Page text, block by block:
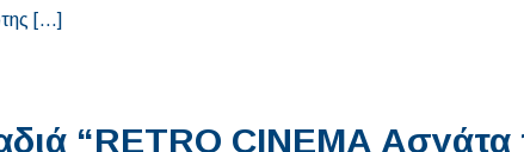
[…]
“RETRO CINEMA Ασγάτα